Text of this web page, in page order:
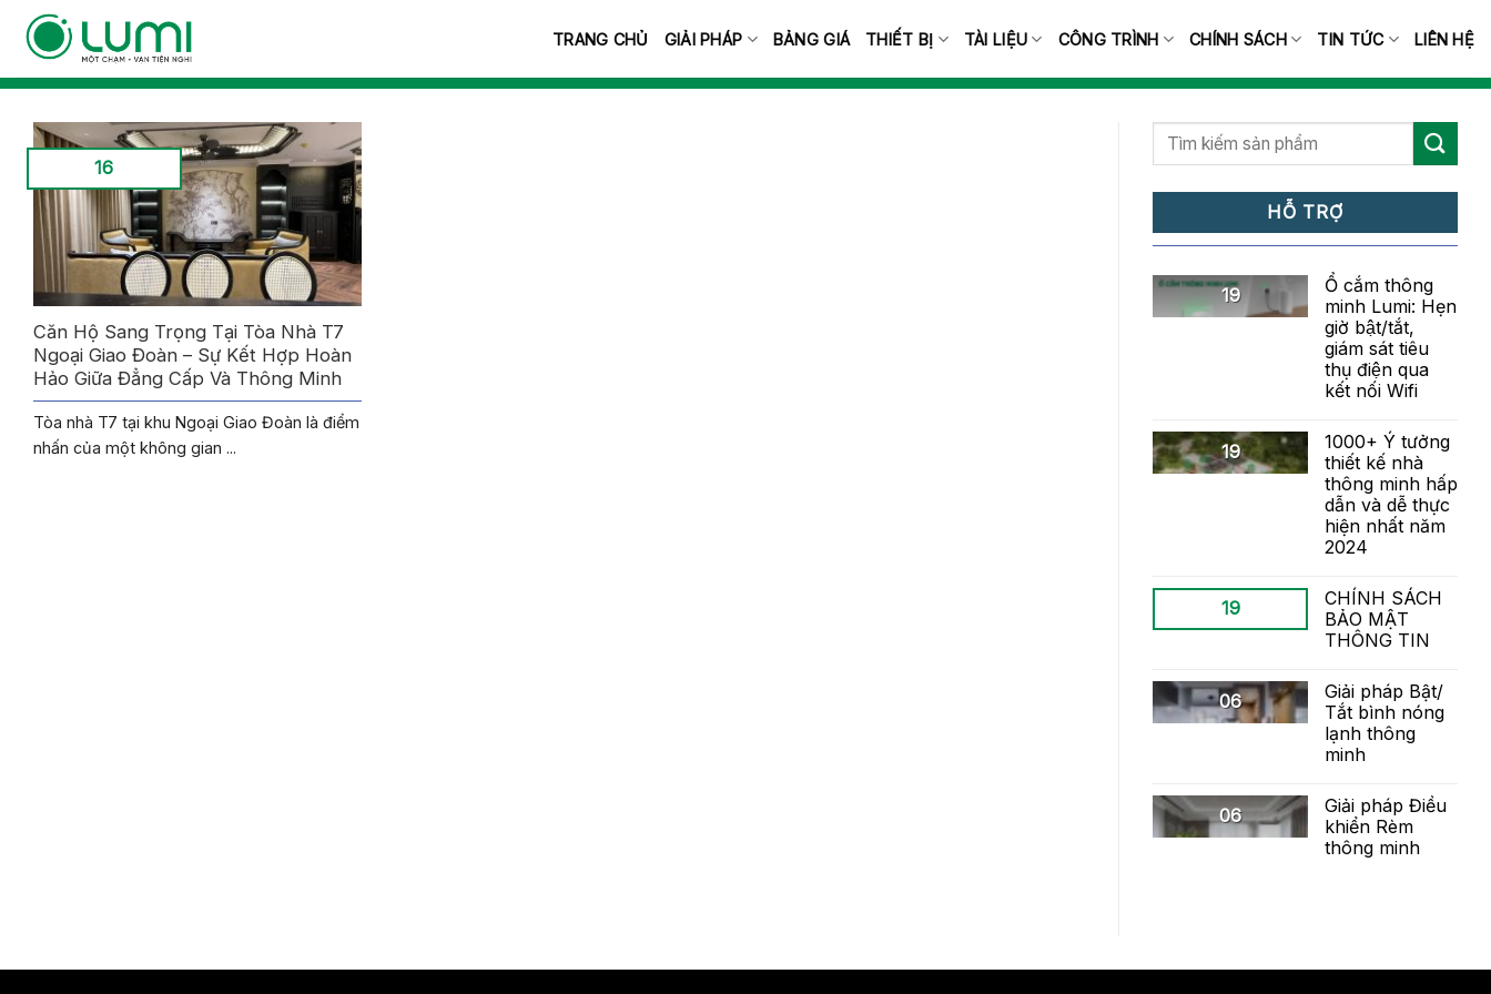
qua
dung
TRANG CHỦ GIẢI PHÁP BẢNG GIÁ THIẾT BỊ TÀI LIỆU CÔNG TRÌNH CHÍNH SÁCH TIN TỨC LIÊN HỆ
Căn Hộ Sang Trọng Tại Tòa Nhà T7
Ngoại Giao Đoàn – Sự Kết Hợp Hoàn
Hảo Giữa Đẳng Cấp Và Thông Minh
Tòa nhà T7 tại khu Ngoại Giao Đoàn là điểm
nhấn của một không gian ...
16
HỖ TRỢ
19
Ổ cắm thông
minh Lumi: Hẹn
giờ bật/tắt,
giám sát tiêu
thụ điện qua
kết nối Wifi
19
1000+ Ý tưởng
thiết kế nhà
thông minh hấp
dẫn và dễ thực
hiện nhất năm
2024
19
CHÍNH SÁCH
BẢO MẬT
THÔNG TIN
06
Giải pháp Bật/
Tắt bình nóng
lạnh thông
minh
06
Giải pháp Điều
khiển Rèm
thông minh